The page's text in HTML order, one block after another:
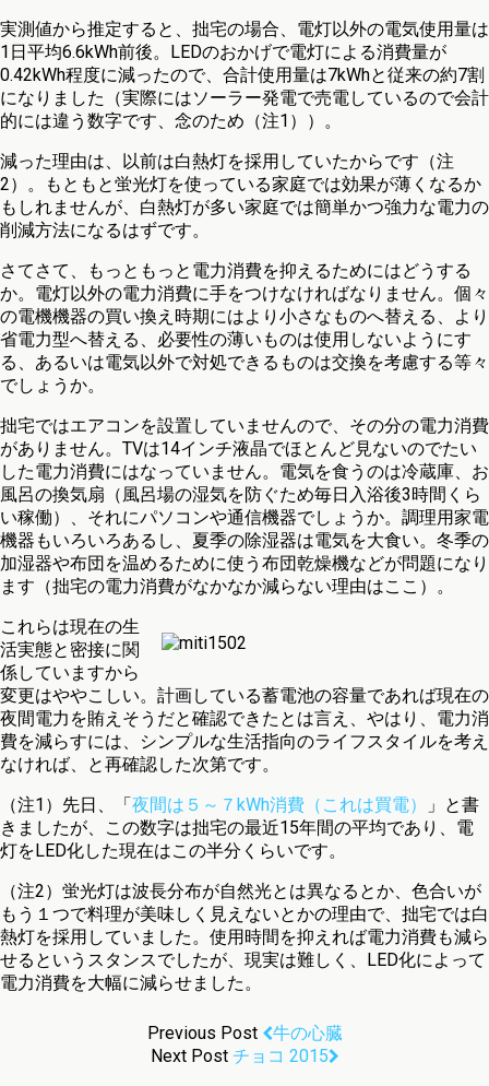
実測値から推定すると、拙宅の場合、電灯以外の電気使用量は
1日平均6.6kWh前後。LEDのおかげで電灯による消費量が
0.42kWh程度に減ったので、合計使用量は7kWhと従来の約7割
になりました（実際にはソーラー発電で売電しているので会計
的には違う数字です、念のため（注1））。
減った理由は、以前は白熱灯を採用していたからです（注
2）。もともと蛍光灯を使っている家庭では効果が薄くなるか
もしれませんが、白熱灯が多い家庭では簡単かつ強力な電力の
削減方法になるはずです。
さてさて、もっともっと電力消費を抑えるためにはどうする
か。電灯以外の電力消費に手をつけなければなりません。個々
の電機機器の買い換え時期にはより小さなものへ替える、より
省電力型へ替える、必要性の薄いものは使用しないようにす
る、あるいは電気以外で対処できるものは交換を考慮する等々
でしょうか。
拙宅ではエアコンを設置していませんので、その分の電力消費
がありません。TVは14インチ液晶でほとんど見ないのでたい
した電力消費にはなっていません。電気を食うのは冷蔵庫、お
風呂の換気扇（風呂場の湿気を防ぐため毎日入浴後3時間くら
い稼働）、それにパソコンや通信機器でしょうか。調理用家電
機器もいろいろあるし、夏季の除湿器は電気を大食い。冬季の
加湿器や布団を温めるために使う布団乾燥機などが問題になり
ます（拙宅の電力消費がなかなか減らない理由はここ）。
これらは現在の生
活実態と密接に関
係していますから
変更はややこしい。計画している蓄電池の容量であれば現在の
夜間電力を賄えそうだと確認できたとは言え、やはり、電力消
費を減らすには、シンプルな生活指向のライフスタイルを考え
なければ、と再確認した次第です。
（注1）先日、「夜間は５～７kWh消費（これは買電）
」と書
きましたが、この数字は拙宅の最近15年間の平均であり、電
灯をLED化した現在はこの半分くらいです。
（注2）蛍光灯は波長分布が自然光とは異なるとか、色合いが
もう１つで料理が美味しく見えないとかの理由で、拙宅では白
熱灯を採用していました。使用時間を抑えれば電力消費も減ら
せるというスタンスでしたが、現実は難しく、LED化によって
電力消費を大幅に減らせました。
Previous Post
牛の心臓
Next Post チョコ 2015